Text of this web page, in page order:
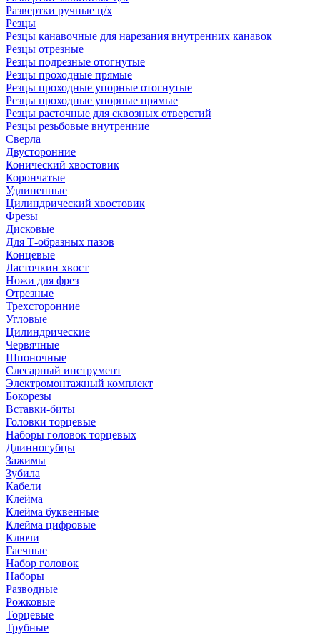
Развертки ручные ц/х
Резцы
Резцы канавочные для нарезания внутренних канавок
Резцы отрезные
Резцы подрезные отогнутые
Резцы проходные прямые
Резцы проходные упорные отогнутые
Резцы проходные упорные прямые
Резцы расточные для сквозных отверстий
Резцы резьбовые внутренние
Сверла
Двусторонние
Конический хвостовик
Корончатые
Удлиненные
Цилиндрический хвостовик
Фрезы
Дисковые
Для Т-образных пазов
Концевые
Ласточкин хвост
Ножи для фрез
Отрезные
Трехсторонние
Угловые
Цилиндрические
Червячные
Шпоночные
Слесарный инструмент
Электромонтажный комплект
Бокорезы
Вставки-биты
Головки торцевые
Наборы головок торцевых
Длинногубцы
Зажимы
Зубила
Кабели
Клейма
Клейма буквенные
Клейма цифровые
Ключи
Гаечные
Набор головок
Наборы
Разводные
Рожковые
Торцевые
Трубные